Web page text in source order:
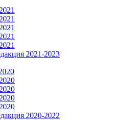
2021-2023
2020-2022